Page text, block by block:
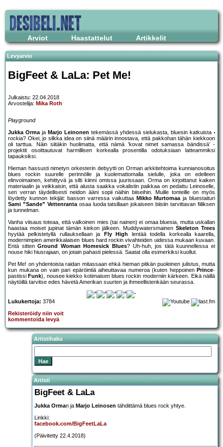
Arviot Haastattelut Artikkelit
Levyarvio
BigFeet & LaLa: Pet Me!
Julkaistu: 22.04.2018
Arvostelija: Mika Roth
Playground
Jukka Ormaja Marjo Leinonen tekemässä yhdessä sielukasta, bluesin katkuista
rockia? Okei, jo silkka idea on siinä määrin innostava, että pakkohan tähän kiekkoon
oli tarttua. Näin siitäkin huolimatta, että nämä ’kovat nimet samassa bändissä’ -
projektit osoittautuvat harmillisen korkealla prosentilla odotuksiaan latteammiksi
tapauksiksi.
Hieman hassusti nimetyn orkesterin debyytti on Orman arkkitehtoima kunnianosoitus
blues rockin suurelle perinnölle ja kuolemattomalla sielulle, joka on edelleen
elinvoimainen, kehittyvä ja silti kiinni omissa juurissaan. Orma on kirjoittanut kaiken
materiaalin ja veikkaisin, että alusta saakka vokalistin paikkaa on pedattu Leinoselle,
sen verran täydellisesti neidon ääni sopii näihin biiseihin. Muille tonteille on myös
löydetty kunnon tekijät: basson varressa vaikuttaa Mikko Murtomaaja bluestaituri
Sami ”Sande” Vettenrantaosaa luoda tatsillaan jokaiseen biisiin tarvittavan fiiliksen
ja tunnelman.
Vanha viisaus toteaa, että valkoinen mies (tai nainen) ei omaa bluesia, mutta uskallan
haastaa moiset jupinat tämän kiekon jälkeen. Muddywatersmainen Skeleton Trees
hyytää pelkistetyllä rullauksellaan ja
Fly High
lentää todella korkealla kaarella,
modernimpien amerikkalaisen blues hard rockin vivahteiden uidessa mukaan kuvaan.
Entä sittenGround Woman Homesick Blues? Uh-huh, jos tätä kuunnellessa ei
nouse hiki hiusrajaan, on jotain pahasti pielessä. Saatat olla esimerkiksi kuollut.
Pet Me! on yhdentoista raidan mitassaan ehkä hieman pitkän puoleinen julistus, mutta
kun mukana on vain pari epäröintiä aiheuttavaa numeroa (kuten heppoinen Prince-
pastissi Funk), nousee kiekko kotimaisen blues rockin moderniin kärkeen. Eikä näillä
näytöillä tarvitse edes hävetä Amerikan suurten ja ihmeellistenkään seurassa.
Lukukertoja: 3784
Rekisteröidy niin voit
kommentoida levyä
Artistihaku
Artisti
BigFeet & LaLa
Jukka Orman ja Marjo Leinosen tähdittämä blues rock yhtye.
Linkki:
facebook.com/BigFeetLaLa
(Päivitetty 22.4.2018)